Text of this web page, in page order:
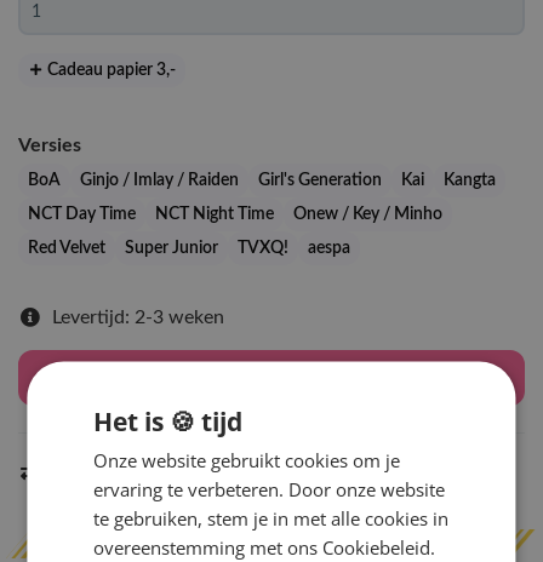
Cadeau papier 3,-
Versies
BoA Ginjo / Imlay / Raiden Girl's Generation Kai
Kangta
NCT Day Time
NCT Night Time
Onew / Key / Minho
Red Velvet
Super Junior TVXQ! aespa
Levertijd: 2-3 weken
Indien op voorraadbinnen 2 werkdagenverzonden
Het is 🍪 tijd
Onze website gebruikt cookies om je
ervaring te verbeteren. Door onze website
te gebruiken, stem je in met alle cookies in
overeenstemming met ons Cookiebeleid.